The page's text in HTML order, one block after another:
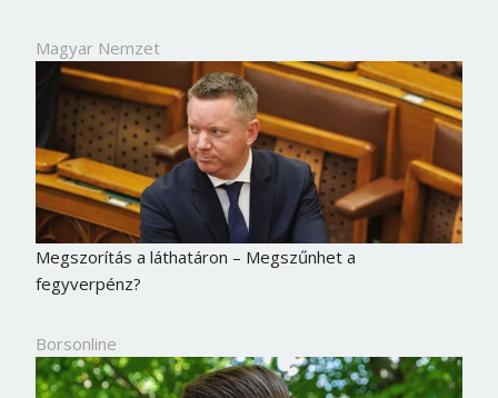
Magyar Nemzet
Megszorítás a láthatáron – Megszűnhet a
fegyverpénz?
Borsonline